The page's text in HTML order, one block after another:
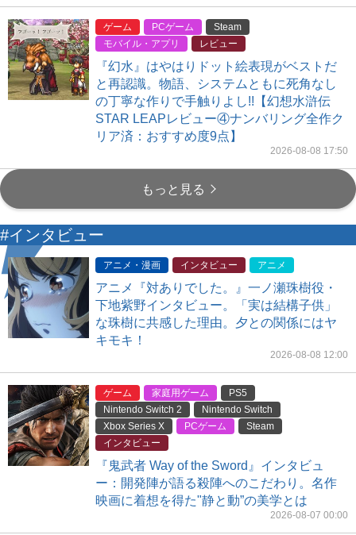
ゲーム PCゲーム
Steam
モバイル・アプリ
レビュー
『幻水』はやはりドット絵表現がベストだ
と再認識。物語、システムともに死角なし
の丁寧な作りで手触りよし!!【幻想水滸伝
STAR LEAPレビュー④ナンバリング全作ク
リア済：おすすめ度9点】
2026-08-08 17:50
もっと見る
#インタビュー
アニメ・漫画 インタビュー アニメ
アニメ『対ありでした。』一ノ瀬珠樹役・
下地紫野インタビュー。「実は結構子供」
な珠樹に共感した理由。夕との関係にはヤ
キモキ！
2026-08-08 12:00
ゲーム 家庭用ゲーム
PS5
Nintendo Switch 2
Nintendo Switch
Xbox Series X
PCゲーム
Steam
インタビュー
『鬼武者 Way of the Sword』インタビュ
ー：開発陣が語る殺陣へのこだわり。名作
映画に着想を得た"静と動”の美学とは
2026-08-07 00:00